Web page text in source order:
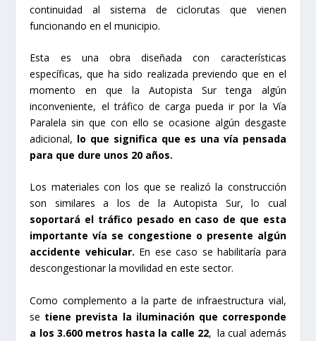
continuidad al sistema de ciclorutas que vienen
funcionando en el municipio.
Esta es una obra diseñada con características
específicas, que ha sido realizada previendo que en el
momento en que la Autopista Sur tenga algún
inconveniente, el tráfico de carga pueda ir por la Vía
Paralela sin que con ello se ocasione algún desgaste
adicional, lo que significa que es una vía pensada
para que dure unos 20 años.
Los materiales con los que se realizó la construcción
son similares a los de la Autopista Sur, lo cual
soportará el tráfico pesado en caso de que esta
importante vía se congestione o presente algún
accidente vehicular. En ese caso se habilitaría para
descongestionar la movilidad en este sector.
Como complemento a la parte de infraestructura vial,
se tiene prevista la iluminación que corresponde
a los 3.600 metros hasta la calle 22, la cual además